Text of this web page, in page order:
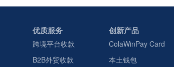
优质服务
跨境平台收款
B2B外贸收款
创新产品
ColaWinPay Card
本土钱包